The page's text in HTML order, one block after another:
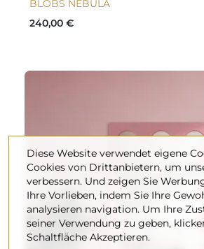
BLOBS NEBULA
240,00 €
Diese Website verwendet eigene
Cookies von Drittanbietern, um
verbessern. Und zeigen Sie
Ihre Vorlieben, indem Sie Ihre
analysieren navigation. Um Ihre
seiner Verwendung zu geben,
Schaltfläche Akzeptieren.